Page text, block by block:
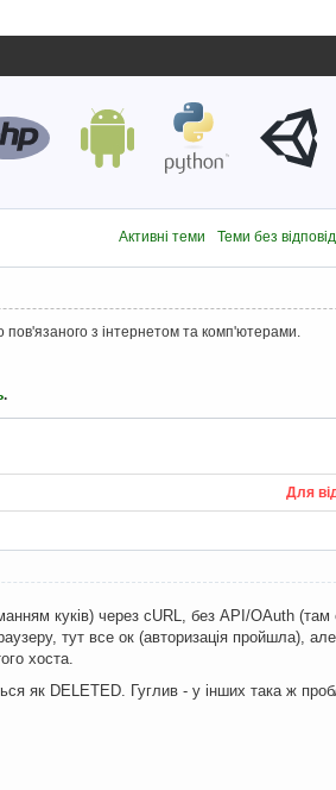
Активні теми Теми без
з інтернетом та комп'ютерами.
.
Для
куків) через cURL, без API/OAuth
тут все ок (авторизація пройшла),
хоста.
як DELETED. Гуглив - у інших така ж